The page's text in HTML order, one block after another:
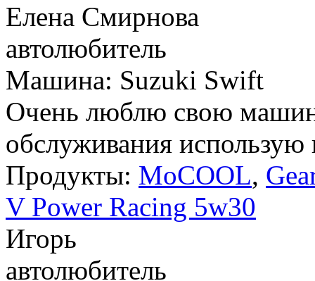
Елена Смирнова
автолюбитель
Машина: Suzuki Swift
Очень люблю свою
обслуживания использую
Продукты: MoCOOL,
V Power Racing 5w30
Игорь
автолюбитель